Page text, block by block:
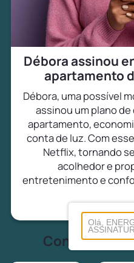
Débora assinou
apartamento
Débora, uma possível
assinou um plano
apartamento,
conta de luz. Com
Netflix, tornando
acolhedor e
entretenimento e
Conheça